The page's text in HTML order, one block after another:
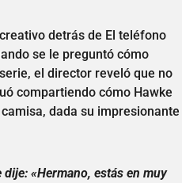
detrás de El teléfono
se le preguntó cómo
el director reveló que no
compartiendo cómo Hawke
dada su impresionante
«Hermano, estás en muy